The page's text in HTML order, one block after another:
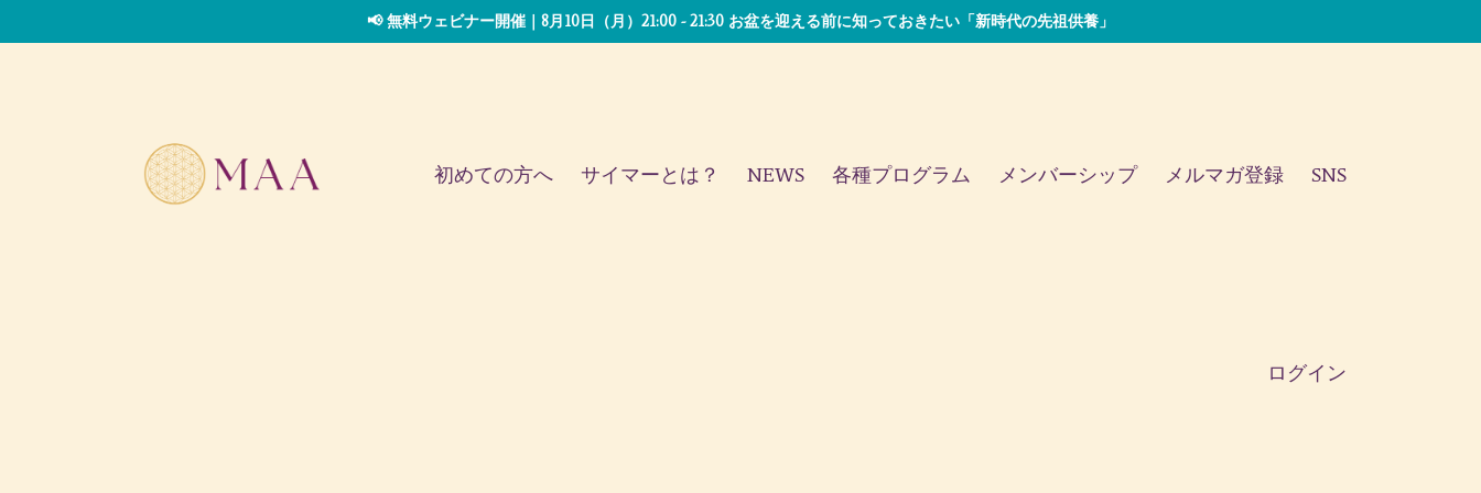
📢 無料ウェビナー開催｜8月10日（月）21:00 - 21:30 お盆を迎える前に知っておきたい「新時代の先祖供養」
初めての方へ サイマーとは？ NEWS 各種プログラム メンバーシップ メルマガ登録 SNS
ログイン